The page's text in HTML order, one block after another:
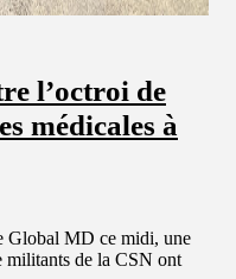
l’octroi de
médicales à
Global MD ce midi, une
militants de la CSN ont